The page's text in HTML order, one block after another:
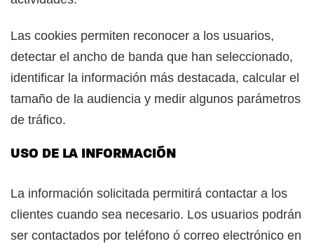
Las cookies permiten reconocer a los usuarios,
detectar el ancho de banda que han seleccionado,
identificar la información más destacada, calcular el
tamaño de la audiencia y medir algunos parámetros
de tráfico.
USO DE LA INFORMACIÓN
La información solicitada permitirá contactar a los
clientes cuando sea necesario. Los usuarios podrán
ser contactados por teléfono ó correo electrónico en